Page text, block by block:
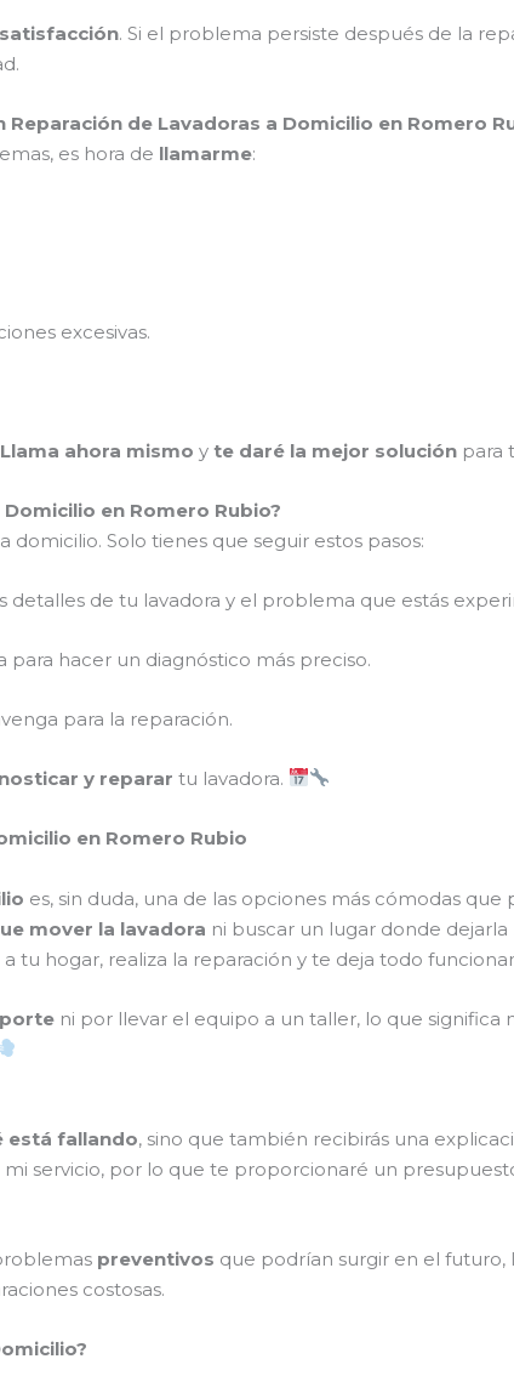
. Si el problema persiste después de la
de Lavadoras a Domicilio en Romero
es hora de llamarme:
excesivas.
Llama ahora mismo y te daré la mejor solución para
en Romero Rubio?
domicilio. Solo tienes que seguir estos pasos:
detalles de tu lavadora y el problema que estás
para hacer un diagnóstico más preciso.
para la reparación.
y reparar tu lavadora.
en Romero Rubio
es, sin duda, una de las opciones más cómodas
mover la lavadora ni buscar un lugar donde dejarla
tu hogar, realiza la reparación y te deja todo
ni por llevar el equipo a un taller, lo que
está fallando, sino que también recibirás una
mi servicio, por lo que te proporcionaré un
preventivos que podrían surgir en el futuro,
costosas.